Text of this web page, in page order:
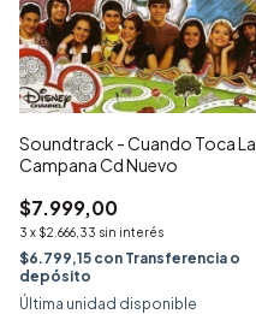
Soundtrack - Cuando Toca La
Campana Cd Nuevo
$7.999,00
3 x $2.666,33 sin interés
$6.799,15 con Transferencia o
depósito
Última unidad disponible